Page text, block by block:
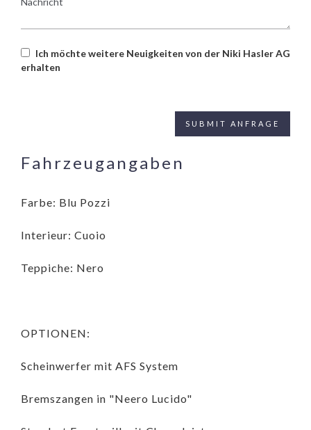
Ich möchte weitere Neuigkeiten von der Niki Hasler AG
erhalten
Fahrzeugangaben
Farbe: Blu Pozzi
Interieur: Cuoio
Teppiche: Nero
OPTIONEN:
Scheinwerfer mit AFS System
Bremszangen in "Neero Lucido"